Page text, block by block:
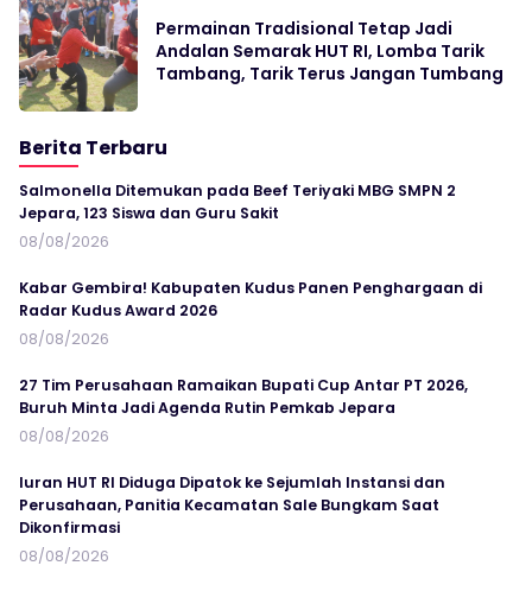
Permainan Tradisional Tetap Jadi
Andalan Semarak HUT RI, Lomba Tarik
Tambang, Tarik Terus Jangan Tumbang
Berita Terbaru
Salmonella Ditemukan pada Beef Teriyaki MBG SMPN 2
Jepara, 123 Siswa dan Guru Sakit
08/08/2026
Kabar Gembira! Kabupaten Kudus Panen Penghargaan di
Radar Kudus Award 2026
08/08/2026
27 Tim Perusahaan Ramaikan Bupati Cup Antar PT 2026,
Buruh Minta Jadi Agenda Rutin Pemkab Jepara
08/08/2026
Iuran HUT RI Diduga Dipatok ke Sejumlah Instansi dan
Perusahaan, Panitia Kecamatan Sale Bungkam Saat
Dikonfirmasi
08/08/2026